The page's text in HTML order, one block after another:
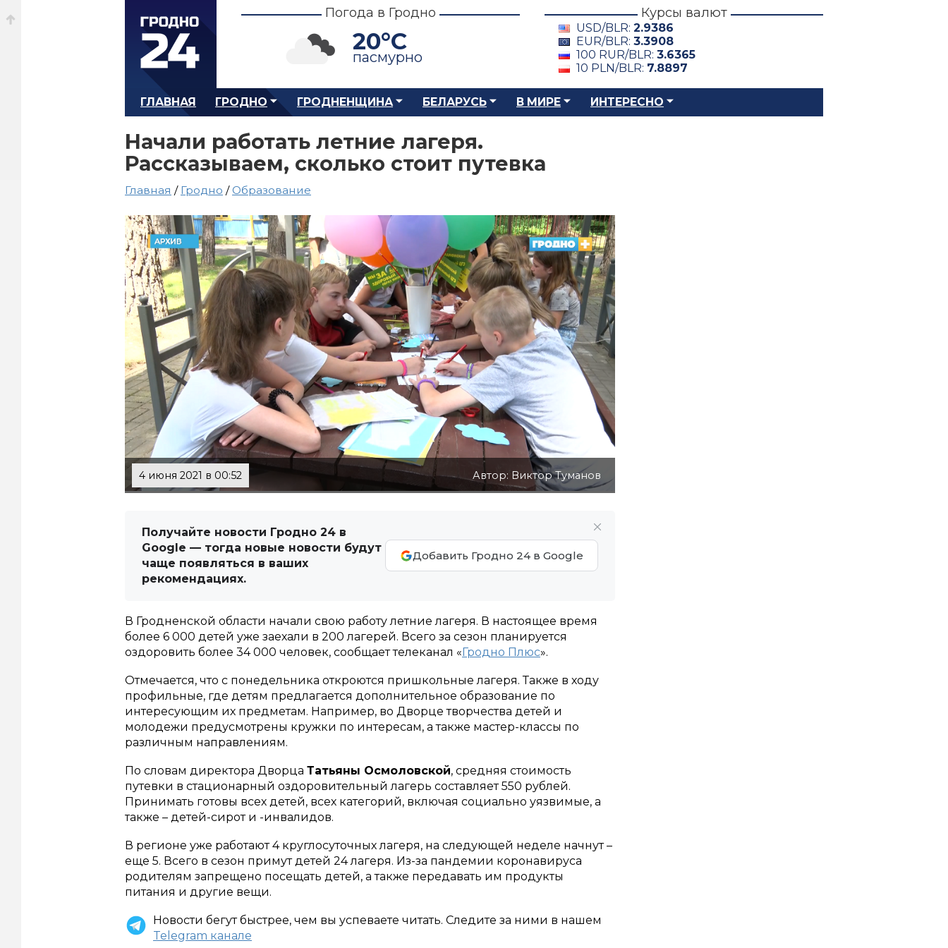
Погода в Гродно
20°C
пасмурно
Курсы валют
USD/BLR: 2.9386
EUR/BLR: 3.3908
100 RUR/BLR: 3.6365
10 PLN/BLR: 7.8897
ГЛАВНАЯ ГРОДНО ГРОДНЕНЩИНА БЕЛАРУСЬ В МИРЕ ИНТЕРЕСНО
Начали работать летние лагеря.
Рассказываем, сколько стоит путевка
Главная / Гродно /Образование
4 июня 2021 в 00:52 Автор: Виктор Туманов
Получайте новости Гродно 24 в
Google — тогда новые новости будут
чаще появляться в ваших
рекомендациях.
Добавить Гродно 24 в Google
В Гродненской области начали свою работу летние лагеря. В настоящее время
более 6 000 детей уже заехали в 200 лагерей. Всего за сезон планируется
оздоровить более 34 000 человек, сообщает телеканал «Гродно Плюс».
Отмечается, что с понедельника откроются пришкольные лагеря. Также в ходу
профильные, где детям предлагается дополнительное образование по
интересующим их предметам. Например, во Дворце творчества детей и
молодежи предусмотрены кружки по интересам, а также мастер-классы по
различным направлениям.
По словам директора Дворца Татьяны Осмоловской, средняя стоимость
путевки в стационарный оздоровительный лагерь составляет 550 рублей.
Принимать готовы всех детей, всех категорий, включая социально уязвимые, а
также – детей-сирот и -инвалидов.
В регионе уже работают 4 круглосуточных лагеря, на следующей неделе начнут –
еще 5. Всего в сезон примут детей 24 лагеря. Из-за пандемии коронавируса
родителям запрещено посещать детей, а также передавать им продукты
питания и другие вещи.
Новости бегут быстрее, чем вы успеваете читать. Следите за ними в нашем
Telegram канале